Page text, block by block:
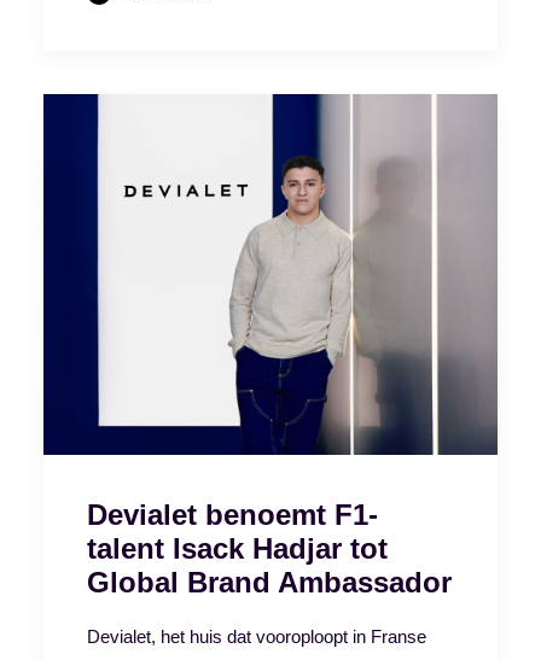
Devialet benoemt F1-
talent Isack Hadjar tot
Global Brand Ambassador
Devialet, het huis dat vooroploopt in Franse